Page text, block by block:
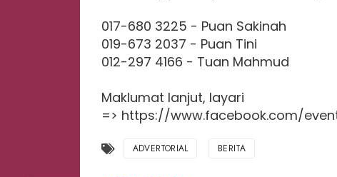
017-680 3225 - Puan Sakinah
019-673 2037 - Puan Tini
012-297 4166 - Tuan Mahmud
Maklumat lanjut, layari
=> https://www.facebook.com/
ADVERTORIAL BERITA